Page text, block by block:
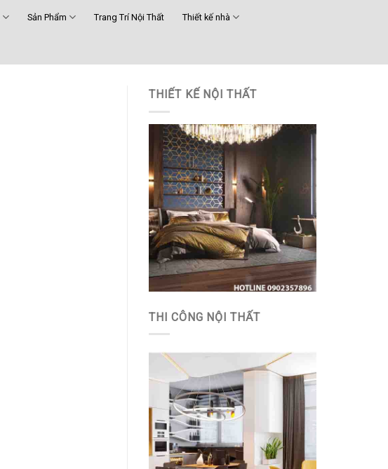
Sản Phẩm Trang Trí Nội Thất Thiết kế nhà
THIẾT KẾ NỘI THẤT
THI CÔNG NỘI THẤT